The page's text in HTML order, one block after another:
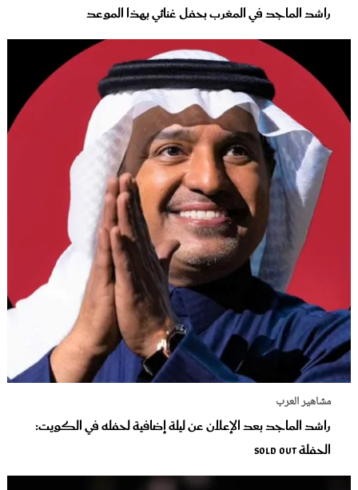
راشد الماجد في المغرب بحفل غنائي بهذا الموعد
مشاهير العرب
راشد الماجد بعد الإعلان عن ليلة إضافية لحفله في الكويت:
الحفلة SOLD OUT